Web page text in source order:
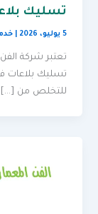
تسليك
5 يوليو، 2026 |
تعتبر شركة
تسليك بلاعات
للتخلص من […]